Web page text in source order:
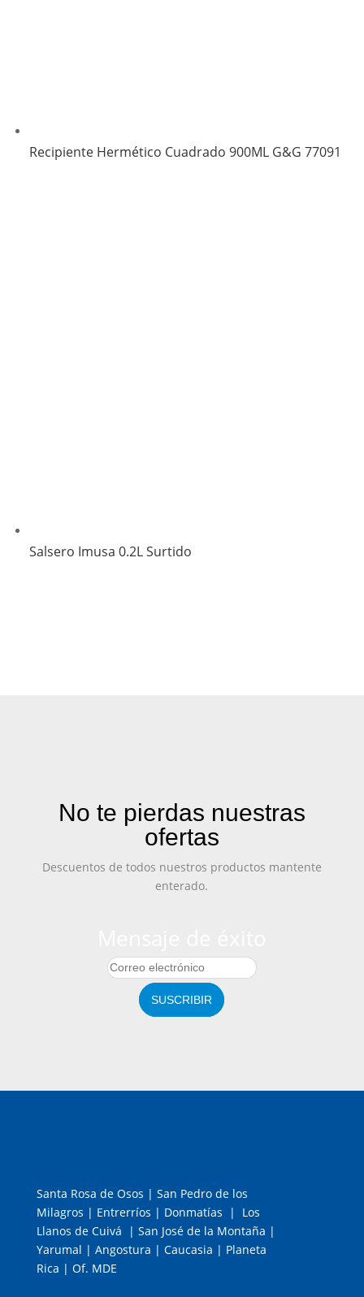
Recipiente Hermético Cuadrado 900ML G&G 77091
Salsero Imusa 0.2L Surtido
No te pierdas nuestras
ofertas
Descuentos de todos nuestros productos mantente
enterado.
SUSCRIBIR
Santa Rosa de Osos | San Pedro de los
Milagros | Entrerríos | Donmatías | Los
Llanos de Cuivá | San José de la Montaña |
Yarumal | Angostura | Caucasia | Planeta
Rica | Of. MDE